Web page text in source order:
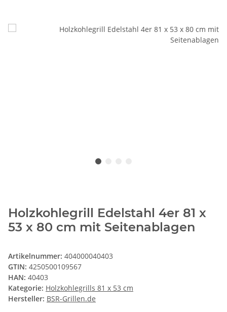
Holzkohlegrill Edelstahl 4er 81 x
53 x 80 cm mit Seitenablagen
Artikelnummer: 404000040403
GTIN: 4250500109567
HAN: 40403
Kategorie: Holzkohlegrills 81 x 53 cm
Hersteller: BSR-Grillen.de